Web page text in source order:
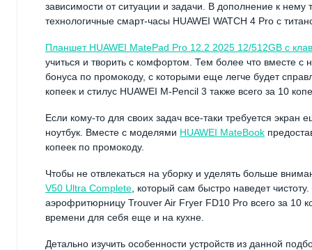
зависимости от ситуации и задачи. В дополнение к
технологичные смарт-часы HUAWEI WATCH 4 Pro с
Планшет HUAWEI MatePad Pro 12.2 2025 12/512GB с
учиться и творить с комфортом. Тем более что вместе с
бонуса по промокоду, с которыми еще легче будет
копеек и стилус HUAWEI M-Pencil 3 также всего за 10
Если кому-то для своих задач все-таки требуется
ноутбук. Вместе с моделями HUAWEI MateBook
копеек по промокоду.
Чтобы не отвлекаться на уборку и уделять больше
V50 Ultra Complete , который сам быстро наведет
аэрофритюрницу Trouver Air Fryer FD10 Pro всего за 10
времени для себя еще и на кухне.
Детально изучить особенности устройств из данной